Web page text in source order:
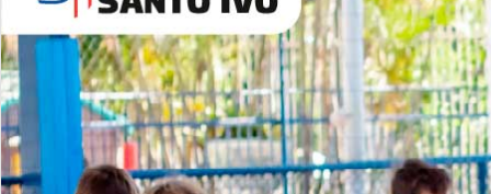
Lista de vídeos